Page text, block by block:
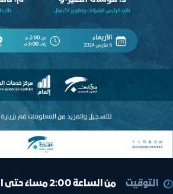
التوقيت
من الساعة 2:00 مساءً حتى الساعة 3:00 مساءً